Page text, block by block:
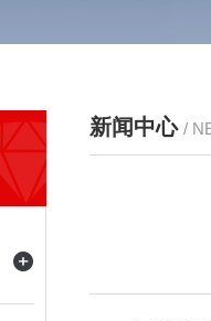
新闻中心 /